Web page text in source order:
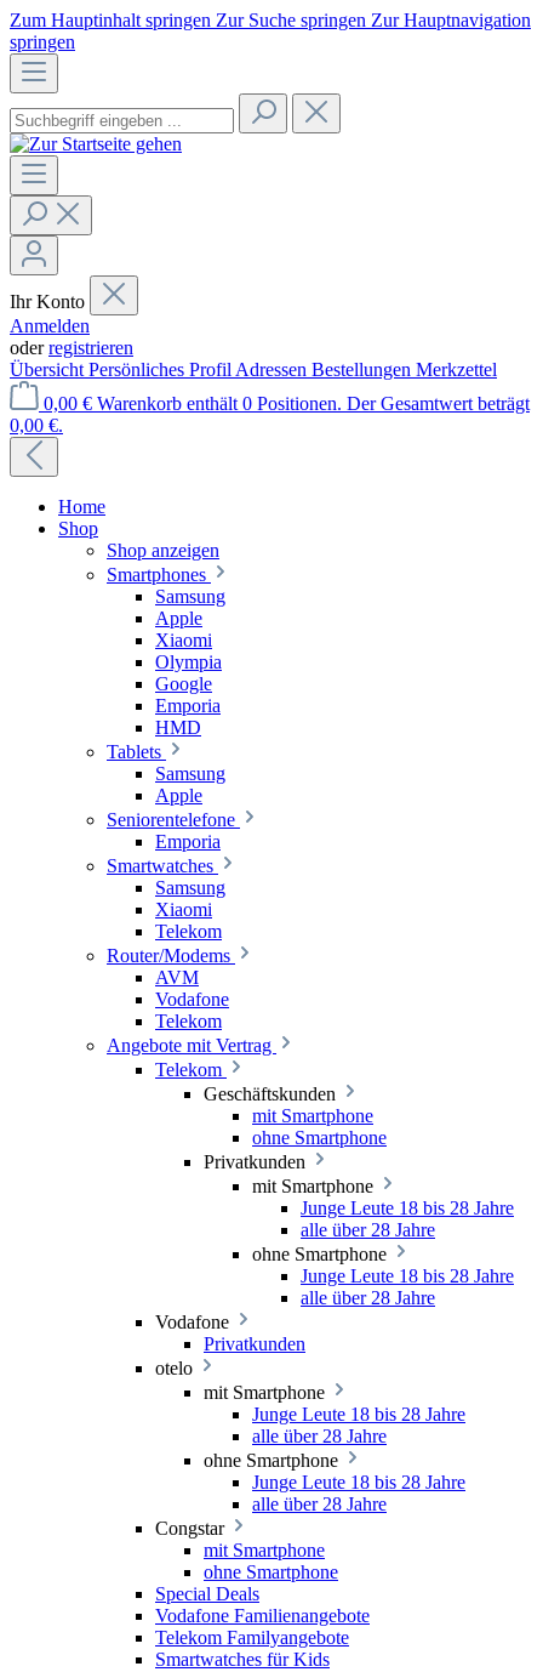
Zum Hauptinhalt springen Zur Suche springen Zur Hauptnavigation
springen
Ihr Konto
Anmelden
oderregistrieren
Übersicht Persönliches Profil Adressen Bestellungen Merkzettel
0,00 € Warenkorb enthält 0 Positionen. Der Gesamtwert beträgt
0,00 €.
Home
Shop
Shop anzeigen
Smartphones
Samsung
Apple
Xiaomi
Olympia
Google
Emporia
HMD
Tablets
Samsung
Apple
Seniorentelefone
Emporia
Smartwatches
Samsung
Xiaomi
Telekom
Router/Modems
AVM
Vodafone
Telekom
Angebote mit Vertrag
Telekom
Geschäftskunden
mit Smartphone
ohne Smartphone
Privatkunden
mit Smartphone
Junge Leute 18 bis 28 Jahre
alle über 28 Jahre
ohne Smartphone
Junge Leute 18 bis 28 Jahre
alle über 28 Jahre
Vodafone
Privatkunden
otelo
mit Smartphone
Junge Leute 18 bis 28 Jahre
alle über 28 Jahre
ohne Smartphone
Junge Leute 18 bis 28 Jahre
alle über 28 Jahre
Congstar
mit Smartphone
ohne Smartphone
Special Deals
Vodafone Familienangebote
Telekom Familyangebote
Smartwatches für Kids